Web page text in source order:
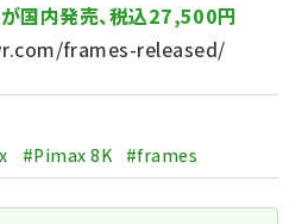
国内発売、税込27,500円
frames-released/
#Pimax 8K #frames